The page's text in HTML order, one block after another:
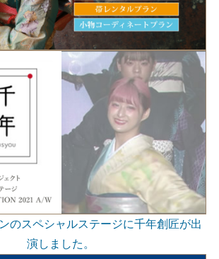
のスペシャルステージに千年創匠が出
演しました。